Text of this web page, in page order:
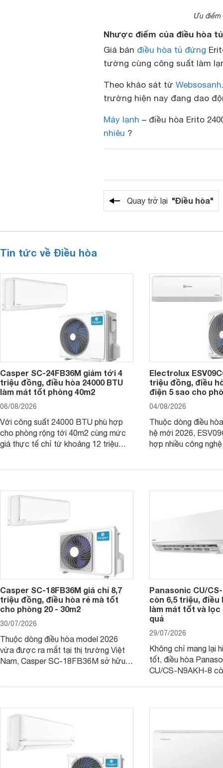
Ưu điểm
Nhược điểm của điều hòa
Giá bán điều hòa tủ đứng
tường cùng công suất làm
Theo khảo sát từ Websosanh
trường hiện nay đang dao
Máy lạnh – điều hòa Erito
nhiêu ?
Quay trở lại "Điều hòa"
Tin tức về Điều hòa
Casper SC-24FB36M giảm tới 4
triệu đồng, điều hòa 24000 BTU
làm mát tốt phòng 40m2
06/08/2026
Với công suất 24000 BTU phù hợp
cho phòng rộng tới 40m2 cùng mức
giá thực tế chỉ từ khoảng 12 triệu
Electrolux
triệu đồng, điều
điện 5 sao cho
04/08/2026
Thuộc dòng điều
hệ mới 2026,
hợp nhiều công
Casper SC-18FB36M giá chỉ 8,7
triệu đồng, điều hòa rẻ mà tốt
cho phòng 20 - 30m2
30/07/2026
Thuộc dòng điều hòa model 2026
vừa được ra mắt tại thị trường Việt
Nam, Casper SC-18FB36M sở hữu
nhiều tính năng và công nghệ hiện đại.
Panasonic CU/
còn 6,5 triệu, điều
làm mát tốt và lọc
quả
29/07/2026
Không chỉ mang lại
tốt, điều hòa
CU/CS-N9AKH-8